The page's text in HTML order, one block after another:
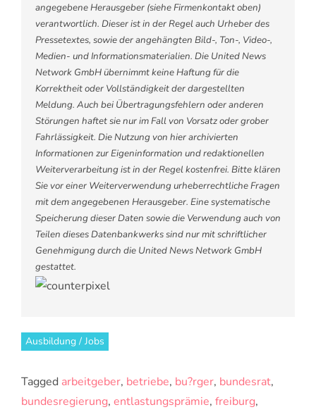
angegebene Herausgeber (siehe Firmenkontakt oben)
verantwortlich. Dieser ist in der Regel auch Urheber des
Pressetextes, sowie der angehängten Bild-, Ton-, Video-,
Medien- und Informationsmaterialien. Die United News
Network GmbH übernimmt keine Haftung für die
Korrektheit oder Vollständigkeit der dargestellten
Meldung. Auch bei Übertragungsfehlern oder anderen
Störungen haftet sie nur im Fall von Vorsatz oder grober
Fahrlässigkeit. Die Nutzung von hier archivierten
Informationen zur Eigeninformation und redaktionellen
Weiterverarbeitung ist in der Regel kostenfrei. Bitte klären
Sie vor einer Weiterverwendung urheberrechtliche Fragen
mit dem angegebenen Herausgeber. Eine systematische
Speicherung dieser Daten sowie die Verwendung auch von
Teilen dieses Datenbankwerks sind nur mit schriftlicher
Genehmigung durch die United News Network GmbH
gestattet.
Ausbildung / Jobs
Tagged arbeitgeber, betriebe, bu?rger, bundesrat,
bundesregierung, entlastungsprämie, freiburg,